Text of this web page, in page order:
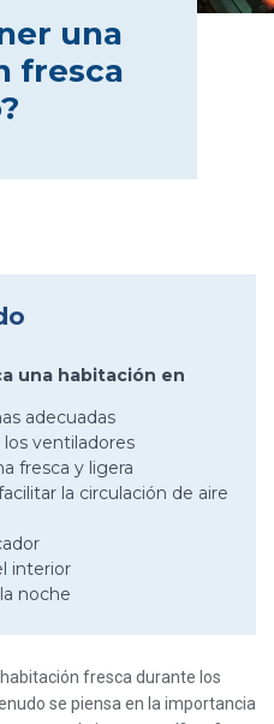
una
fresca
una habitación en
adecuadas
ventiladores
fresca y ligera
la circulación de aire
interior
noche
fresca durante los
se piensa en la importancia